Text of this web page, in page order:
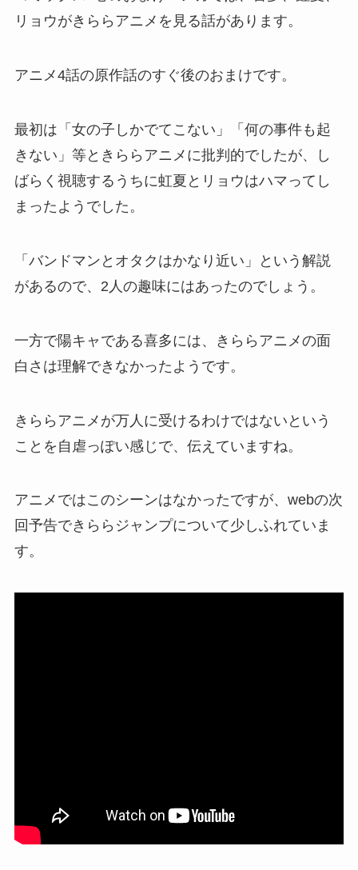
リョウがきららアニメを見る話があります。
アニメ4話の原作話のすぐ後のおまけです。
最初は「女の子しかでてこない」「何の事件も起
きない」等ときららアニメに批判的でしたが、し
ばらく視聴するうちに虹夏とリョウはハマってし
まったようでした。
「バンドマンとオタクはかなり近い」という解説
があるので、2人の趣味にはあったのでしょう。
一方で陽キャである喜多には、きららアニメの面
白さは理解できなかったようです。
きららアニメが万人に受けるわけではないという
ことを自虐っぽい感じで、伝えていますね。
アニメではこのシーンはなかったですが、webの次
回予告できららジャンプについて少しふれていま
す。